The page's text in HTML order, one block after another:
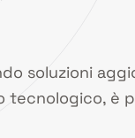
soluzioni
tecnologico, è